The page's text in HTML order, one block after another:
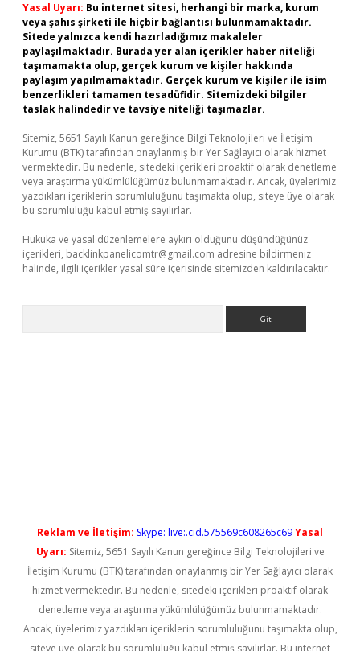
Yasal Uyarı: Bu internet sitesi, herhangi bir marka, kurum
veya şahıs şirketi ile hiçbir bağlantısı bulunmamaktadır.
Sitede yalnızca kendi hazırladığımız makaleler
paylaşılmaktadır. Burada yer alan içerikler haber niteliği
taşımamakta olup, gerçek kurum ve kişiler hakkında
paylaşım yapılmamaktadır. Gerçek kurum ve kişiler ile isim
benzerlikleri tamamen tesadüfidir. Sitemizdeki bilgiler
taslak halindedir ve tavsiye niteliği taşımazlar.
Sitemiz, 5651 Sayılı Kanun gereğince Bilgi Teknolojileri ve İletişim
Kurumu (BTK) tarafından onaylanmış bir Yer Sağlayıcı olarak hizmet
vermektedir. Bu nedenle, sitedeki içerikleri proaktif olarak denetleme
veya araştırma yükümlülüğümüz bulunmamaktadır. Ancak, üyelerimiz
yazdıkları içeriklerin sorumluluğunu taşımakta olup, siteye üye olarak
bu sorumluluğu kabul etmiş sayılırlar.
Hukuka ve yasal düzenlemelere aykırı olduğunu düşündüğünüz
içerikleri, backlinkpanelicomtr@gmail.com adresine bildirmeniz
halinde, ilgili içerikler yasal süre içerisinde sitemizden kaldırılacaktır.
Reklam ve İletişim: Skype: live:.cid.575569c608265c69Yasal
Uyarı: Sitemiz, 5651 Sayılı Kanun gereğince Bilgi Teknolojileri ve
İletişim Kurumu (BTK) tarafından onaylanmış bir Yer Sağlayıcı olarak
hizmet vermektedir. Bu nedenle, sitedeki içerikleri proaktif olarak
denetleme veya araştırma yükümlülüğümüz bulunmamaktadır.
Ancak, üyelerimiz yazdıkları içeriklerin sorumluluğunu taşımakta olup,
siteye üye olarak bu sorumluluğu kabul etmiş sayılırlar. Bu internet